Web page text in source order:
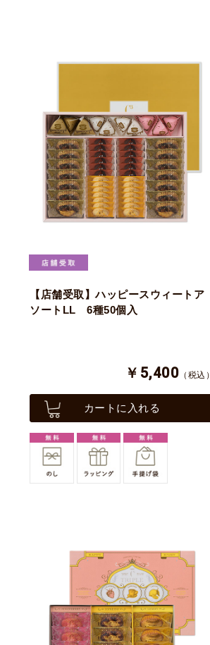
【店舗受取】ハッピースウィートア
ソートLL 6種50個入
￥5,400 （税込）
カートに入れる